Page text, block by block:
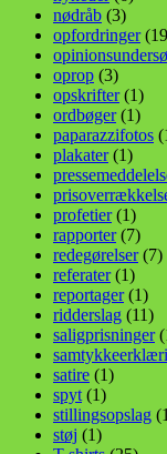
nødråb (3)
opfordringer
oprop (3)
opskrifter(1)
ordbøger(1)
paparazzifotos
plakater(1)
profetier(1)
rapporter(7)
redegørelser(7)
referater(1)
reportager(1)
ridderslag (11)
saligprisninger
satire (1)
spyt (1)
stillingsopslag
støj (1)